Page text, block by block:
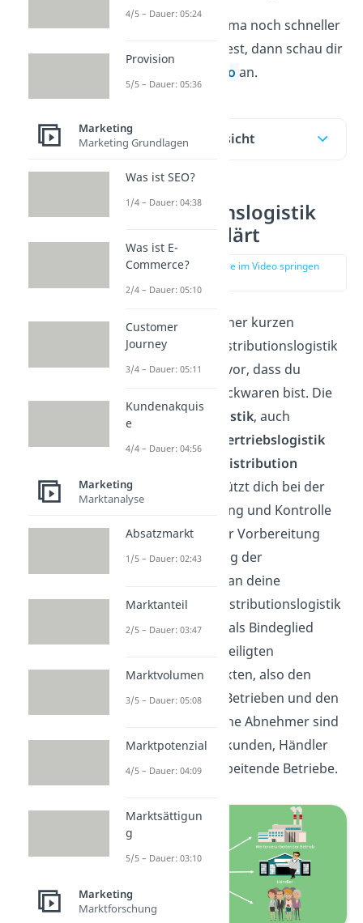
Wenn du das Thema noch schneller
verstehen möchtest, dann schau dir
Video an.
Inhaltsübersicht
Distributionslogistik
einfach erklärt
zur Stelle im Video springen
Fangen wir mit einer kurzen
Definition
der Distributionslogistik
an. Stell dir dazu vor, dass du
Hersteller von Backwaren bist. Die
Distributionslogistik, auch
Absatzlogistik, Vertriebslogistik
Distribution
genannt, unterstützt dich bei der
Planung, Steuerung und Kontrolle
aller Prozesse, zur Vorbereitung
und Durchführung der
Warenverteilung an deine
Abnehmer. Die Distributionslogistik
fungiert generell als Bindeglied
zwischen den beteiligten
Wirtschaftssubjekten, also den
produzierenden Betrieben und den
Abnehmern. Solche Abnehmer sind
zum Beispiel Endkunden, Händler
oder weiterverarbeitende Betriebe.
4/5 – Dauer: 05:24
Provision
5/5 – Dauer: 05:36
Marketing
Marketing Grundlagen
Was ist SEO?
1/4 – Dauer: 04:38
Was ist E-
Commerce?
2/4 – Dauer: 05:10
Customer
Journey
3/4 – Dauer: 05:11
Kundenakquis
e
4/4 – Dauer: 04:56
Marketing
Marktanalyse
Absatzmarkt
1/5 – Dauer: 02:43
Marktanteil
2/5 – Dauer: 03:47
Marktvolumen
3/5 – Dauer: 05:08
Marktpotenzial
4/5 – Dauer: 04:09
Marktsättigun
g
5/5 – Dauer: 03:10
Marketing
Marktforschung